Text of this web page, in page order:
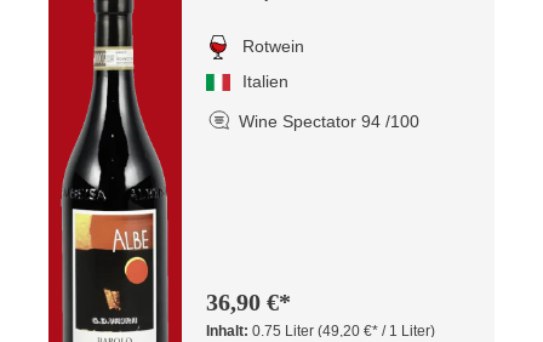
Rotwein
Italien
Wine Spectator 94 /100
36,90 €*
Inhalt:0.75 Liter(49,20 €* / 1 Liter)